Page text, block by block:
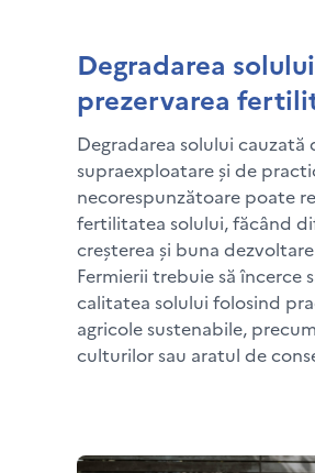
Degradarea
prezervarea
Degradarea solului cauzată
supraexploatare și de
necorespunzătoare poate
fertilitatea solului, făcând
creșterea și buna
Fermierii trebuie să încerce
calitatea solului folosind
agricole sustenabile,
culturilor sau aratul de